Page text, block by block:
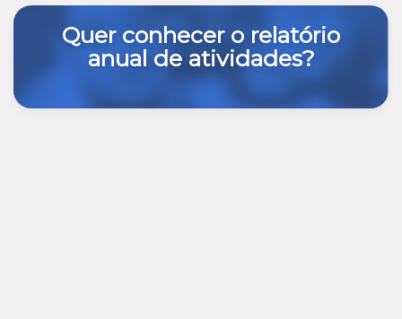
Quer conhecer o relatório
anual de atividades?